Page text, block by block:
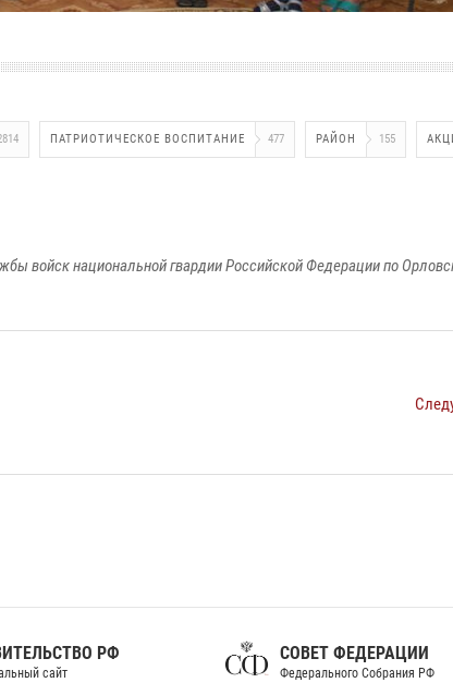
ПАТРИОТИЧЕСКОЕ ВОСПИТАНИЕ 477 РАЙОН 155
войск национальной гвардии Российской Федерации по
РФ
сайт
СОВЕТ ФЕДЕРАЦИИ
Федерального Собрания РФ